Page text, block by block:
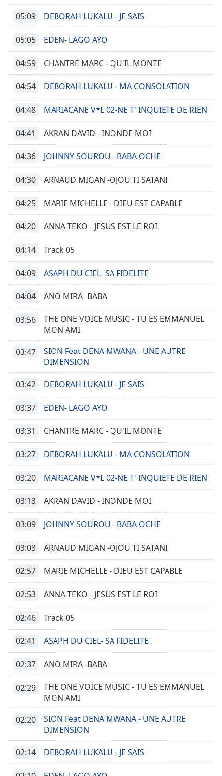
Picture-
in-
Picture
modal
window.
Beginning
dialog
window.
Escape
cancel
Text
Color
Text
Background
Caption
Background
Color
Opacity
Font
Size
Edge
Font
Family
Done
Modal
window.
05:09 DEBORAH LUKALU - JE SAIS
05:05 EDEN- LAGO AYO
04:59 CHANTRE MARC - QU'IL MONTE
04:54 DEBORAH LUKALU - MA CONSOLATION
04:48 MARIACANE V*L 02-NE T' INQUIETE DE RIEN
04:41 AKRAN DAVID - INONDE MOI
04:36 JOHNNY SOUROU - BABA OCHE
04:30 ARNAUD MIGAN -OJOU TI SATANI
04:25 MARIE MICHELLE - DIEU EST CAPABLE
04:20 ANNA TEKO - JESUS EST LE ROI
04:14 Track 05
04:09 ASAPH DU CIEL- SA FIDELITE
04:04 ANO MIRA -BABA
03:56
THE ONE VOICE MUSIC - TU ES EMMANUEL
MON AMI
03:47
SION Feat DENA MWANA - UNE AUTRE
DIMENSION
03:42 DEBORAH LUKALU - JE SAIS
03:37 EDEN- LAGO AYO
03:31 CHANTRE MARC - QU'IL MONTE
03:27 DEBORAH LUKALU - MA CONSOLATION
03:20 MARIACANE V*L 02-NE T' INQUIETE DE RIEN
03:13 AKRAN DAVID - INONDE MOI
03:09 JOHNNY SOUROU - BABA OCHE
03:03 ARNAUD MIGAN -OJOU TI SATANI
02:57 MARIE MICHELLE - DIEU EST CAPABLE
02:53 ANNA TEKO - JESUS EST LE ROI
02:46 Track 05
02:41 ASAPH DU CIEL- SA FIDELITE
02:37 ANO MIRA -BABA
02:29
THE ONE VOICE MUSIC - TU ES EMMANUEL
MON AMI
02:20
SION Feat DENA MWANA - UNE AUTRE
DIMENSION
02:14 DEBORAH LUKALU - JE SAIS